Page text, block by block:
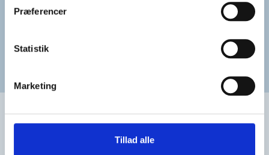
Præferencer
Statistik
Marketing
Tillad alle
God ide, men kan det
feriehuset er fra før 2011?
energiforbedre ældre feriehuse.
Vi har regnet på investeringerne, for at